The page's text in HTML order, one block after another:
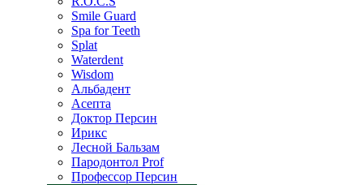
Smile Guard
Spa for Teeth
Splat
Waterdent
Wisdom
Альбадент
Асепта
Доктор Персин
Ирикс
Лесной Бальзам
Пародонтол Prof
Профессор Персин